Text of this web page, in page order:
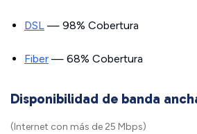
DSL — 98% Cobertura
Fiber — 68% Cobertura
Disponibilidad de banda
(Internet con más de 25 Mbps)